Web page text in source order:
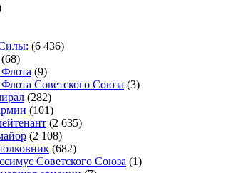
(6 436)
(68)
(9)
Советского Союза (3)
(282)
(101)
(2 635)
(2 108)
(682)
Советского Союза (1)